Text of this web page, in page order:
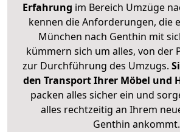
Erfahrung im Bereich Umzüge
kennen die Anforderungen, die
München nach Genthin mit
kümmern sich um alles, von der
zur Durchführung des Umzugs.
den Transport Ihrer Möbel und
packen alles sicher ein und
alles rechtzeitig an Ihrem
Genthin ankommt.